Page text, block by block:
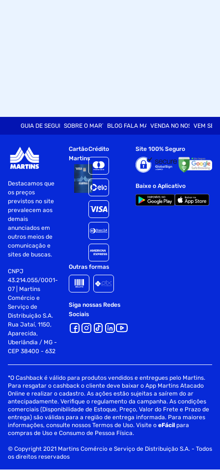
GUIA DE SEGURANÇASOBRE O MARTINSBLOG FALA MARTVENDA NO NOSSO SITE
VEM SER
Destacamos que
os preços
previstos no site
prevalecem aos
demais
anunciados em
outros meios de
comunicação e
sites de buscas.
CNPJ
43.214.055/0001-
07 | Martins
Comércio e
Serviço de
Distribuição S.A.
Rua Jataí, 1150,
Aparecida,
Uberlândia / MG -
CEP 38400 - 632
Cartão
Martins
Crédito
Outras formas
Siga nossas Redes
Sociais
Site 100% Seguro
Baixe o Aplicativo
*O Cashback é válido para produtos vendidos e entregues pelo Martins.
Para resgatar o cashback o cliente deve baixar o App Martins Atacado
Online e realizar o cadastro. As ações estão sujeitas a saírem do ar
antecipadamente. Verifique o regulamento da campanha. As condições
comerciais (Disponibilidade de Estoque, Preço, Valor do Frete e Prazo de
entrega) são válidas para a região de entrega informada. Para maiores
informações, consulte nossos Termos de Uso. Visite oeFácil para
compras de Uso e Consumo de Pessoa Física.
© Copyright 2021 Martins Comércio e Serviço de Distribuição S.A. - Todos
os direitos reservados